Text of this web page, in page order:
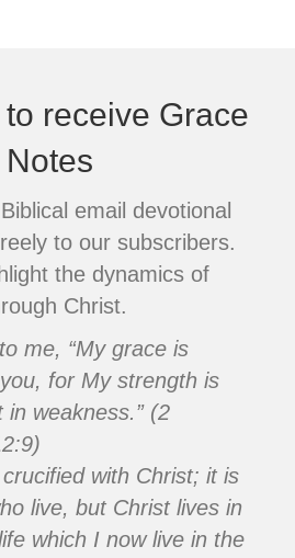
receive Grace
Notes
email devotional
to our subscribers.
the dynamics of
Christ.
me, “My grace is
for My strength is
weakness.” (2
with Christ; it is
live, but Christ lives in
which I now live in the